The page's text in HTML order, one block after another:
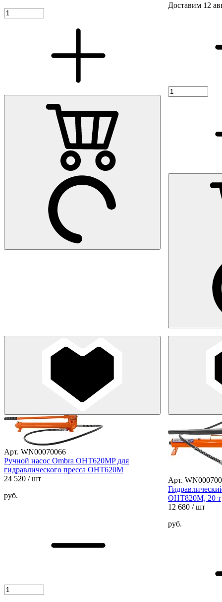
Доставим 12
Арт. WN00070066
Ручной насос Ombra OHT620MP для
гидравлического пресса ОНТ620М
24 520 / шт
руб.
Арт.
OHT820M, 20 т
12 680 / шт
руб.